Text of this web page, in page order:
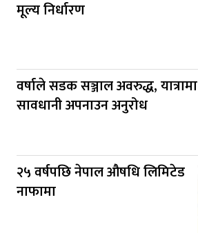
मूल्य निर्धारण
वर्षाले सडक सञ्जाल अवरुद्ध, यात्रामा
सावधानी अपनाउन अनुरोध
२५ वर्षपछि नेपाल औषधि लिमिटेड
नाफामा